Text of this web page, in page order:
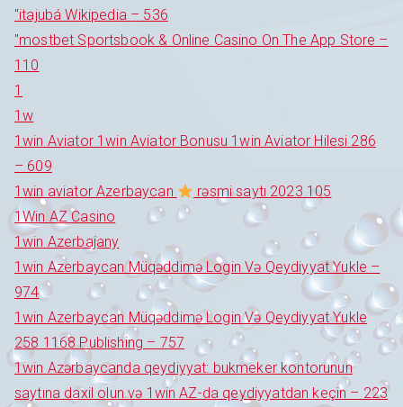
"itajubá Wikipedia – 536
"‎mostbet Sportsbook & Online Casino On The App Store –
110
1
1w
1win Aviator 1win Aviator Bonusu 1win Aviator Hilesi 286
– 609
1win aviator Azerbaycan
rəsmi saytı 2023 105
1Win AZ Casino
1win Azerbajany
1win Azerbaycan Müqəddimə Login Və Qeydiyyat Yukle –
974
1win Azerbaycan Müqəddimə Login Və Qeydiyyat Yukle
258 1168 Publishing – 757
1win Azərbaycanda qeydiyyat: bukmeker kontorunun
saytına daxil olun və 1win AZ-da qeydiyyatdan keçin – 223